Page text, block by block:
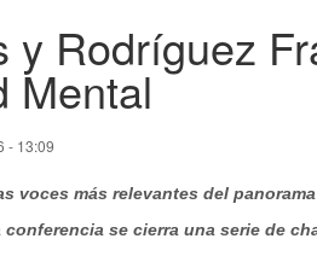
y Rodríguez
Mental
- 13:09
voces más relevantes del
conferencia se cierra una serie de